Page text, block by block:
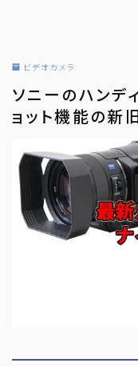
ビデオカメラ
ソニーのハンデ
ョット機能の新